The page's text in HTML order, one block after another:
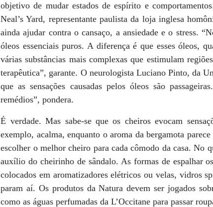
objetivo de mudar estados de espírito e
Neal’s Yard, representante paulista da loja inglesa
ainda ajudar contra o cansaço, a ansiedade e o stress.
óleos essenciais puros. A diferença é que esses óleos,
várias substâncias mais complexas que estimulam
terapêutica”, garante. O neurologista Luciano Pinto, da
que as sensações causadas pelos óleos são
remédios”, pondera.
É verdade. Mas sabe-se que os cheiros evocam
exemplo, acalma, enquanto o aroma da bergamota
escolher o melhor cheiro para cada cômodo da casa. No
auxílio do cheirinho de sândalo. As formas de espalhar
colocados em aromatizadores elétricos ou velas, vidros
param aí. Os produtos da Natura devem ser jogados
como as águas perfumadas da L’Occitane para passar